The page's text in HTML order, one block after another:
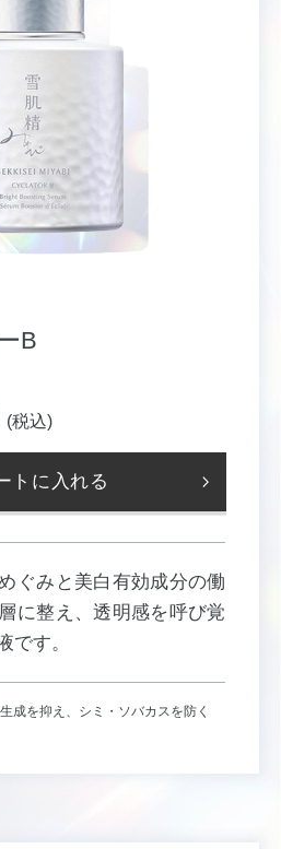
B
(税込)
トに入れる
ぐみと美白有効成分の働
に整え、透明感を呼び覚
です。
成を抑え、シミ・ソバカスを防く